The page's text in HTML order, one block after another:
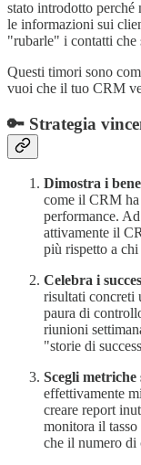
stato introdotto
le informazioni sui
"rubarle" i contatti che
Questi timori sono
vuoi che il tuo CRM
🔑 Strategia
Dimostra i
come il CRM
performance.
attivamente il
più rispetto a
Celebra i
risultati concreti
paura di
riunioni
"storie di
Scegli
effettivamente
creare report
monitora il
che il numero di